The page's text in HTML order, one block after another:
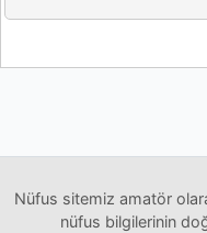
Nüfus sitemiz amatör
nüfus bilgilerinin